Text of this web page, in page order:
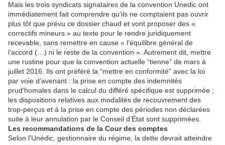
Mais les trois syndicats signataires de la convention Unedic ont
immédiatement fait comprendre qu’ils ne comptaient pas ouvrir
plus tôt que prévu ce dossier chaud et vont proposer des «
correctifs mineurs » au texte pour le rendre juridiquement
recevable, sans remettre en cause « l’équilibre général de
l’accord (…) ni le reste de la convention ». Autrement dit, mettre
une rustine pour que la convention actuelle “tienne” de mars à
juillet 2016. Ils ont préféré la “mettre en conformité” avec la loi
par voie d’avenant : la prise en compte des indemnités
prud’homales dans le calcul du différé spécifique est supprimée ;
les dispositions relatives aux modalités de recouvrement des
trop-perçus et à la prise en compte des périodes non déclarées
suite à leur annulation par le Conseil d’État sont supprimées.
Les recommandations de la Cour des comptes
Selon l’Unédic, gestionnaire du régime, la dette devrait atteindre